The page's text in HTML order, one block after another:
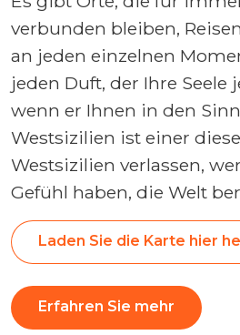
verbunden bleiben,
an jeden einzelnen
jeden Duft, der Ihre Seele
wenn er Ihnen in den
Westsizilien ist einer
Westsizilien verlassen,
Gefühl haben, die Welt
Laden Sie die Karte hier
Erfahren Sie mehr